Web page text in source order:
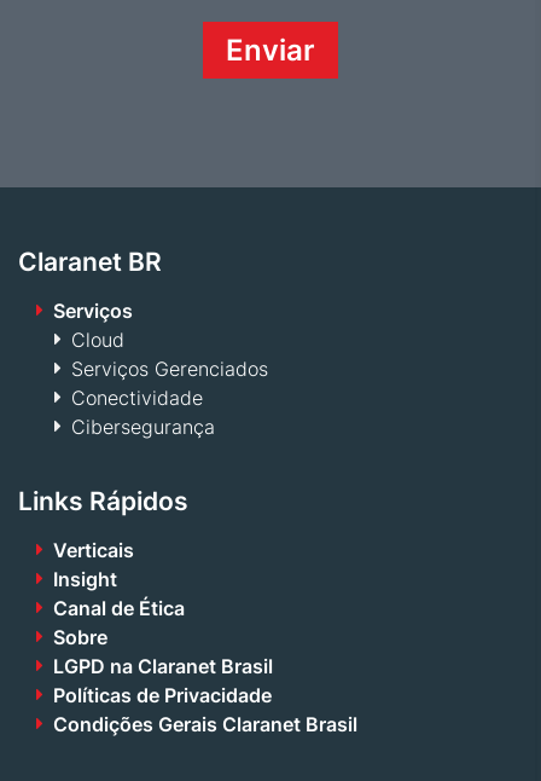
Claranet BR
Serviços
Cloud
Serviços Gerenciados
Conectividade
Cibersegurança
Links Rápidos
Verticais
Insight
Canal de Ética
Sobre
LGPD na Claranet Brasil
Políticas de Privacidade
Condições Gerais Claranet Brasil